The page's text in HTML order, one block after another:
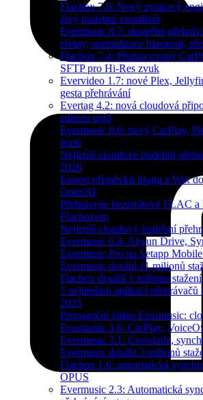
Flacbox 7.6: Nový zvukový
živý hudební vizualizér
Evermusic 8.7: skutečné
efekty, normalizace hlasitosti,
Flacbox 7.4: Přepracovaný
SFTP pro Hi-Res zvuk
Evervideo 1.7: nové Plex,
gesta přehrávání
Evertag 4.2: nová cloudová
editoru tagů
Evermusic 8.6: nový CarPlay,
textů
Nejlepší cloudové hudební
2026
Export příspěvků blogu z Wix
OpenAI
Přehrávejte bezztrátové FLAC
Flacboxem
Nejlepší cloudový hudební
Evermusic 6.8: Aliyun Drive,
Evermusic Pro na Setapp
Evermusic dosáhl 11 milionů
Flacbox dosáhl 1 milionu
5 nejlepších aplikací
2025
Propagační video Evermusic:
Evermusic 3.6: CarPlay,
Evermusic 3.1: Crossfade,
Evermusic dosáhl 3 milionů
Flacbox 1.6: automatická
OPUS
Evermusic 2.3: Automatická